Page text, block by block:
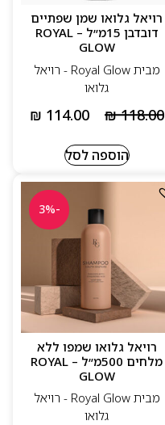
רויאל גלואו שמן שפתיים
דובדבן 15מ״ל – ROYAL
GLOW
מבית Royal Glow - רויאל
גלואו
₪118.00
₪ 114.00
הוספה לסל
-3%
רויאל גלואו שמפו ללא
מלחים 500מ״ל – ROYAL
GLOW
מבית Royal Glow - רויאל
גלואו